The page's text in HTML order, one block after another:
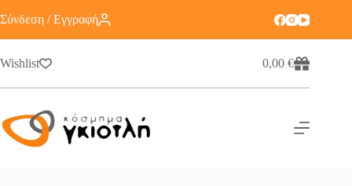
Σύνδεση / Εγγραφή
Wishlist 0,00€